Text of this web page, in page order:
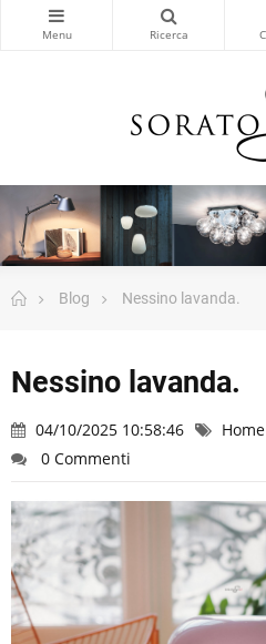
Blog Nessino lavanda.
Nessino lavanda.
04/10/2025 10:58:46 Home
0 Commenti